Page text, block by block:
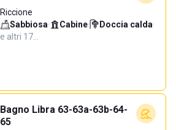
Riccione
Sabbiosa· Cabine· Doccia calda·
e altri 17…
Bagno Libra 63-63a-63b-64-
65